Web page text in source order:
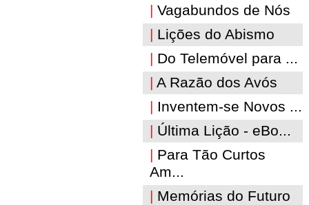
| Vagabundos de Nós
| Lições do Abismo
| Do Telemóvel para ...
| A Razão dos Avós
| Inventem-se Novos ...
| Última Lição - eBo...
| Para Tão Curtos
Am...
| Memórias do Futuro